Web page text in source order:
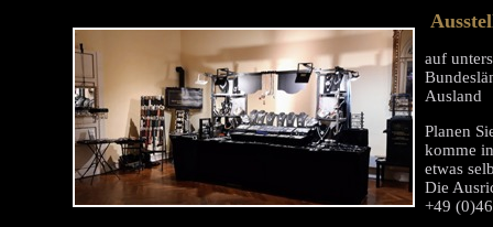
auf
Ausland
Planen
komme
etwas
Die
+49